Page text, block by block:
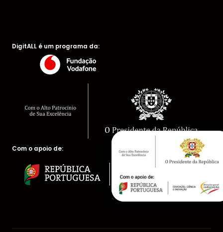
DigitALL é um programa da:
Com o apoio de: